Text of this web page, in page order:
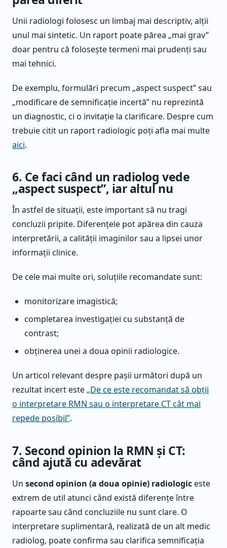
Unii radiologi folosesc un limbaj mai descriptiv, alții
unul mai sintetic. Un raport poate părea „mai grav”
doar pentru că folosește termeni mai prudenți sau
mai tehnici.
De exemplu, formulări precum „aspect suspect” sau
„modificare de semnificație incertă” nu reprezintă
un diagnostic, ci o invitație la clarificare. Despre cum
trebuie citit un raport radiologic poți afla mai multe
aici.
6. Ce faci când un radiolog vede
„aspect suspect”, iar altul nu
În astfel de situații, este important să nu tragi
concluzii pripite. Diferențele pot apărea din cauza
interpretării, a calității imaginilor sau a lipsei unor
informații clinice.
De cele mai multe ori, soluțiile recomandate sunt:
monitorizare imagistică;
completarea investigației cu substanță de
contrast;
obținerea unei a doua opinii radiologice.
Un articol relevant despre pașii următori după un
rezultat incert este„De ce este recomandat să obții
o interpretare RMN sau o interpretare CT cât mai
repede posibil”.
7. Second opinion la RMN și CT:
când ajută cu adevărat
Un second opinion (a doua opinie) radiologiceste
extrem de util atunci când există diferențe între
rapoarte sau când concluziile nu sunt clare. O
interpretare suplimentară, realizată de un alt medic
radiolog, poate confirma sau clarifica semnificația